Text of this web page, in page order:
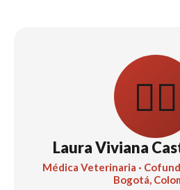
👩‍⚕️
Laura Viviana
Médica Veterinaria ·
Bogotá,